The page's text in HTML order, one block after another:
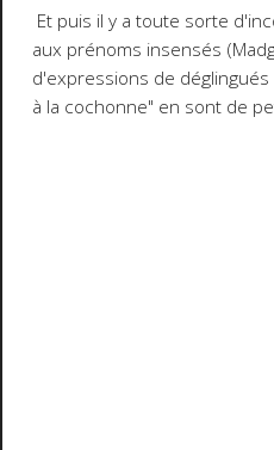
Et puis il y a toute sorte
aux prénoms insensés
d'expressions de
à la cochonne" en sont de